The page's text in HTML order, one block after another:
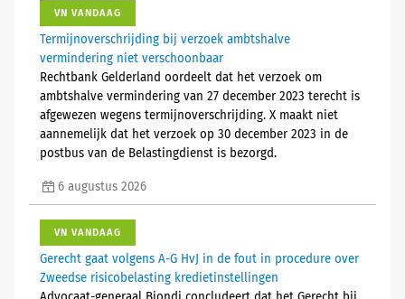
VN VANDAAG
Termijnoverschrijding bij verzoek ambtshalve
vermindering niet verschoonbaar
Rechtbank Gelderland oordeelt dat het verzoek om
ambtshalve vermindering van 27 december 2023 terecht is
afgewezen wegens termijnoverschrijding. X maakt niet
aannemelijk dat het verzoek op 30 december 2023 in de
postbus van de Belastingdienst is bezorgd.
6 augustus 2026
VN VANDAAG
Gerecht gaat volgens A-G HvJ in de fout in procedure over
Zweedse risicobelasting kredietinstellingen